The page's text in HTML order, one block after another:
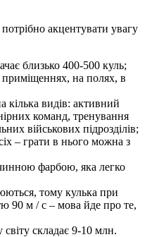
акцентувати увагу
близько 400-500 куль;
на полях, в
кілька видів: активний
команд, тренування
військових підрозділів;
– грати в нього можна з
фарбою, яка легко
тому кулька при
90 м / с – мова йде про те,
світу складає 9-10 млн.